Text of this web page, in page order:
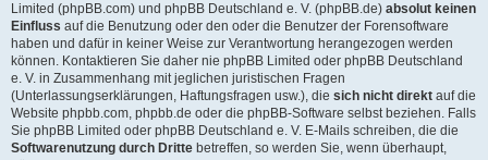
Limited (phpBB.com) und phpBB Deutschland e. V. (phpBB.de) absolut keinen
Einfluss auf die Benutzung oder den oder die Benutzer der Forensoftware
haben und dafür in keiner Weise zur Verantwortung herangezogen werden
können. Kontaktieren Sie daher nie phpBB Limited oder phpBB Deutschland
e. V. in Zusammenhang mit jeglichen juristischen Fragen
(Unterlassungserklärungen, Haftungsfragen usw.), die sich nicht direkt auf die
Website phpbb.com, phpbb.de oder die phpBB-Software selbst beziehen. Falls
Sie phpBB Limited oder phpBB Deutschland e. V. E-Mails schreiben, die die
Softwarenutzung durch Dritte betreffen, so werden Sie, wenn überhaupt,